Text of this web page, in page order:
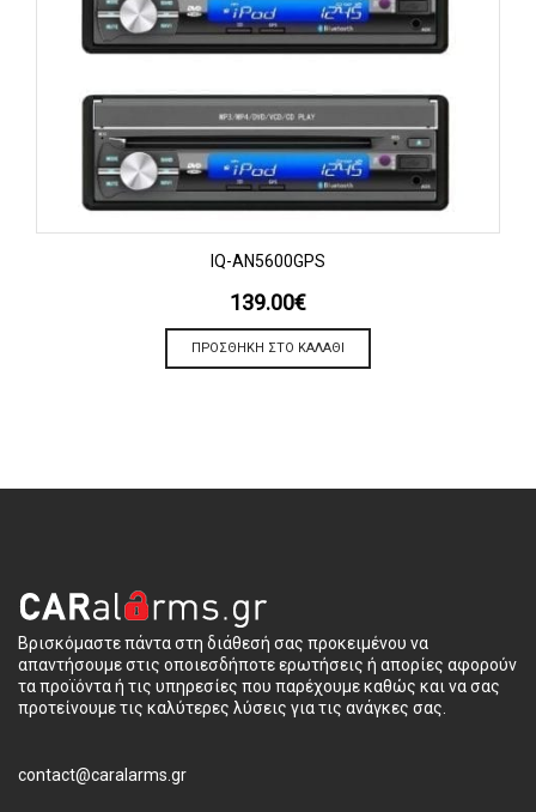
IQ-AN5600GPS
139.00€
ΠΡΟΣΘΉΚΗ ΣΤΟ ΚΑΛΆΘΙ
Βρισκόμαστε πάντα στη διάθεσή σας προκειμένου να
απαντήσουμε στις οποιεσδήποτε ερωτήσεις ή απορίες αφορούν
τα προϊόντα ή τις υπηρεσίες που παρέχουμε καθώς και να σας
προτείνουμε τις καλύτερες λύσεις για τις ανάγκες σας.
contact@caralarms.gr